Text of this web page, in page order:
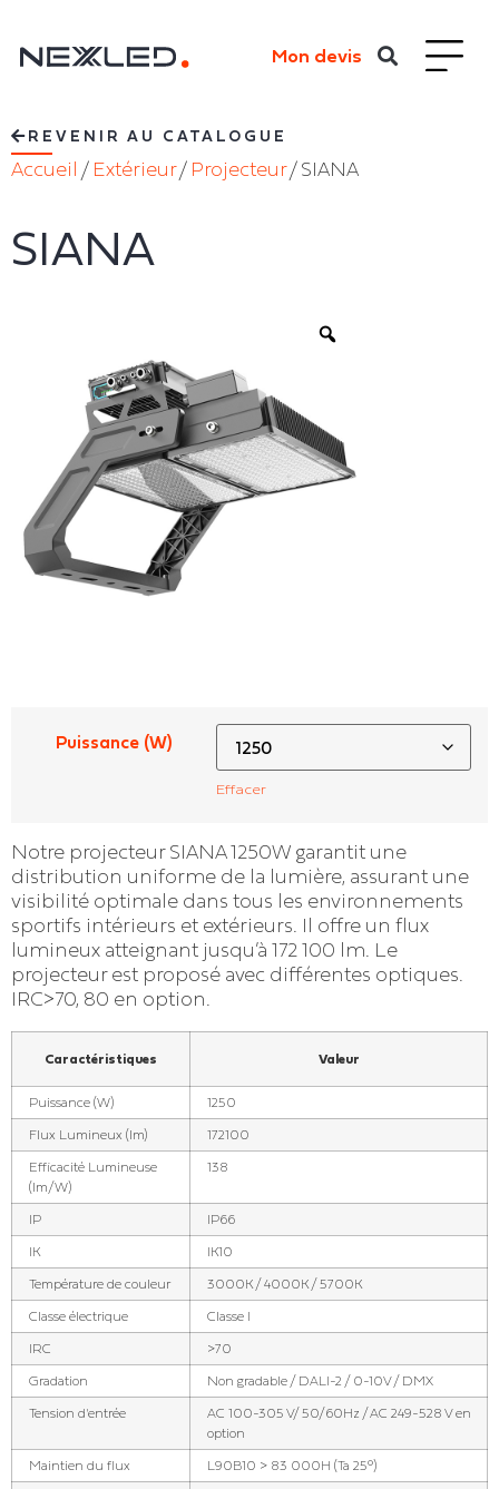
Mon devis
REVENIR AU CATALOGUE
Accueil / Extérieur/ Projecteur/ SIANA
SIANA
Puissance (W)
Effacer
Notre projecteur SIANA 1250W garantit une
distribution uniforme de la lumière, assurant une
visibilité optimale dans tous les environnements
sportifs intérieurs et extérieurs. Il offre un flux
lumineux atteignant jusqu’à 172 100 lm. Le
projecteur est proposé avec différentes optiques.
IRC>70, 80 en option.
Caractéristiques Valeur
Puissance (W) 1250
Flux Lumineux (lm) 172100
Efficacité Lumineuse
(lm/W)
138
IP IP66
IK IK10
Température de couleur 3000K / 4000K / 5700K
Classe électrique Classe I
IRC >70
Gradation Non gradable / DALI-2 / 0-10V / DMX
Tension d'entrée
AC 100-305 V/ 50/60Hz / AC 249-528 V en
option
Maintien du flux L90B10 > 83 000H (Ta 25°)